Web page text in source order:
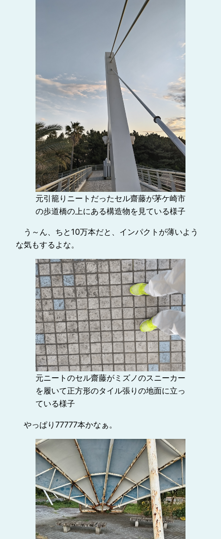
元引籠りニートだったセル齋藤が茅ケ崎市
の歩道橋の上にある構造物を見ている様子
う～ん、ちと10万本だと、インパクトが薄いよう
な気もするよな。
元ニートのセル齋藤がミズノのスニーカー
を履いて正方形のタイル張りの地面に立っ
ている様子
やっぱり77777本かなぁ。